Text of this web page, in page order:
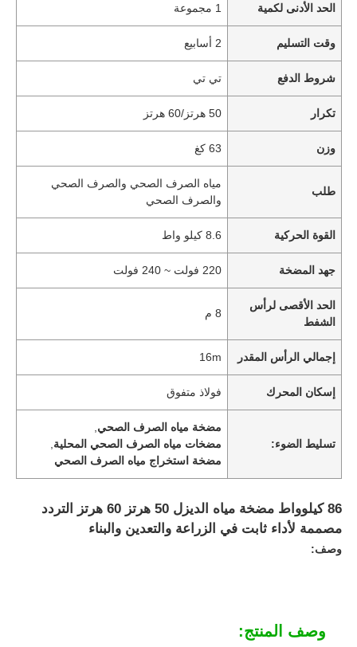
الحد الأدنى لكمية 1 مجموعة
وقت التسليم 2 أسابيع
شروط الدفع تي تي
تكرار 50 هرتز/60 هرتز
وزن 63 كغ
طلب
مياه الصرف الصحي والصرف الصحي
والصرف الصحي
القوة الحركية 8.6 كيلو واط
جهد المضخة 220 فولت ~ 240 فولت
الحد الأقصى لرأس
الشفط
8 م
إجمالي الرأس المقدر 16m
إسكان المحرك فولاذ متفوق
تسليط الضوء:
مضخة مياه الصرف الصحي
مضخات مياه الصرف الصحي المحلية
مضخة استخراج مياه الصرف الصحي
86 كيلوواط مضخة مياه الديزل 50 هرتز 60 هرتز التردد
مصممة لأداء ثابت في الزراعة والتعدين والبناء
وصف:
وصف المنتج: